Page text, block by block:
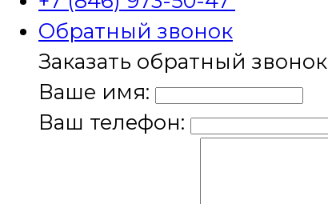
Обратный звонок
Заказать обратный звонок
Ваше имя:
Ваш телефон: